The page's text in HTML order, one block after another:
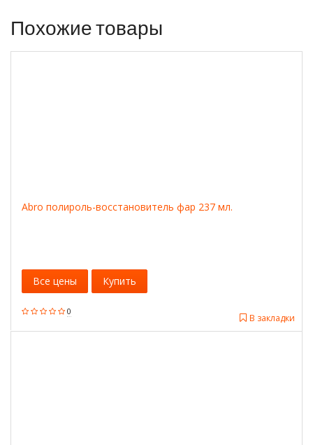
Похожие товары
Abro полироль-восстановитель фар 237 мл.
0
В закладки
Все цены Купить